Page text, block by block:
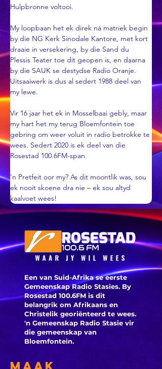
Hulpbronne voltooi.
My loopbaan het ek direk ná matriek begin
by die NG Kerk Sinodale Kantore, met kort
draaie in versekering, by die Sand du
Plessis Teater toe dit geopen is, en daarna
by die SAUK se destydse Radio Oranje.
Uitsaaiwerk is dus al sedert 1988 deel van
my lewe.
Vir 16 jaar het ek in Mosselbaai gebly, maar
my hart het my terug Bloemfontein toe
gebring om weer voluit in radio betrokke te
wees. Sedert 2020 is ek deel van die
Rosestad 100.6FM-span.
’n Pretfeit oor my? As dit moontlik was, sou
ek nooit skoene dra nie – ek sou altyd
kaalvoet wees!
Een van Suid-Afrika se eerste
Gemeenskap Radio Stasies. By
Rosestad 100.6FM is dit
belangrik om Afrikaans en
Christelik georiënteerd te wees.
'n Gemeenskap Radio Stasie vir
die gemeenskap van
Bloemfontein.
Maak